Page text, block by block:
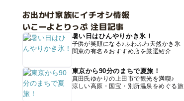
お出かけ家族にイチオシ情報
いこーよとりっぷ 注目記事
暑い日はひんやりかき氷！
子供が笑顔になる♪ふわふわ天然かき氷
関東の有名＆おすすめ店を厳選紹介
東京から90分のまちで夏旅！
真田氏ゆかりの上田市で観光を満喫♪
涼しい高原・国宝・別所温泉をめぐる旅